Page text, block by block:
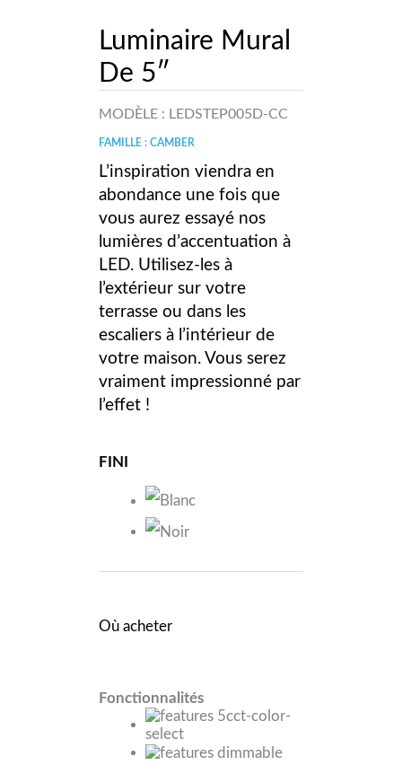
Luminaire Mural
De 5″
MODÈLE : LEDSTEP005D-CC
FAMILLE : CAMBER
L’inspiration viendra en
abondance une fois que
vous aurez essayé nos
lumières d’accentuation à
LED. Utilisez-les à
l’extérieur sur votre
terrasse ou dans les
escaliers à l’intérieur de
votre maison. Vous serez
vraiment impressionné par
l’effet !
FINI
Où acheter
Fonctionnalités